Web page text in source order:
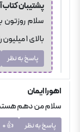
پشتیبانکتاب
سلام روزتون
بالای 1 میلیون رایگان هستش
پاسخ به نظر
اهوراایمان
سلام من دهم هستم
پاسخ به نظر 👍
0